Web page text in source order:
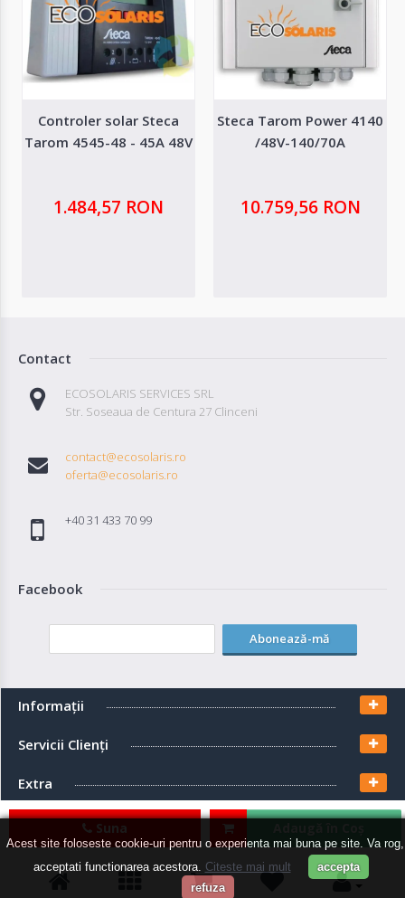
Acest site foloseste cookie-uri pentru o experienta mai buna pe site. Va rog,
acceptati functionarea acestora. Citeste mai mult
accepta
refuza
Controler solar Steca
Tarom 4545-48 - 45A 48V
1.484,57 RON
Steca Tarom Power 4140
/48V-140/70A
10.759,56 RON
Suna
Contact
ECOSOLARIS SERVICES SRL
Str. Soseaua de Centura 27 Clinceni
contact@ecosolaris.ro
oferta@ecosolaris.ro
+40 31 433 70 99
Facebook
Abonează-mă
Informaţii
Servicii Clienţi
Extra
Contul meu